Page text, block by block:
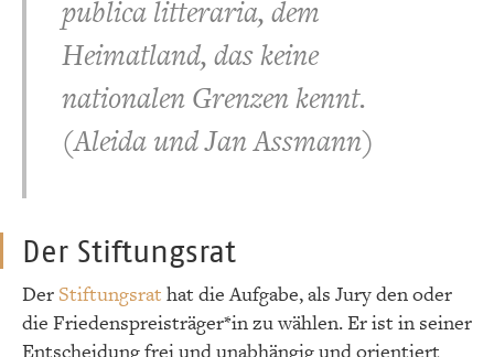
publica litteraria, dem
Heimatland, das keine
nationalen Grenzen kennt.
(Aleida und Jan Assmann)
Der Stiftungsrat
Der Stiftungsrat hat die Aufgabe, als Jury den oder
die Friedenspreisträger*in zu wählen. Er ist in seiner